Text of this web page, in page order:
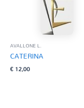
AVALLONE L.
CATERINA
€12,00